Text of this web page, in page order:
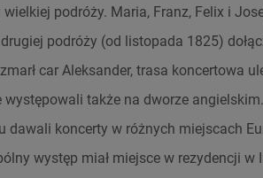
podróży. Maria, Franz, Felix i
podróży (od listopada 1825)
car Aleksander, trasa koncertowa
także na dworze angielskim.
dawali koncerty w różnych miejscach
występ miał miejsce w rezydencji w